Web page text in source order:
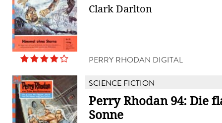
Clark Darlton
PERRY RHODAN DIGITAL
SCIENCE FICTION
Perry Rhodan 94: Die
Sonne